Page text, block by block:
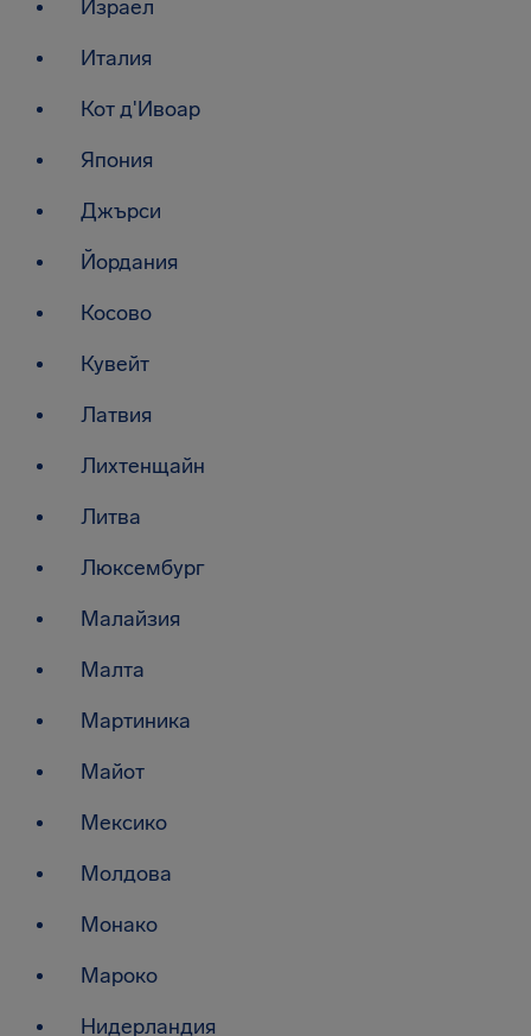
Израел
Италия
Кот д'Ивоар
Япония
Джърси
Йордания
Косово
Кувейт
Латвия
Лихтенщайн
Литва
Люксембург
Малайзия
Малта
Мартиника
Майот
Мексико
Молдова
Монако
Мароко
Нидерландия